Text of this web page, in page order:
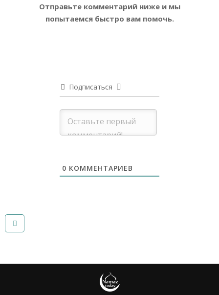
Отправьте комментарий ниже и мы
попытаемся быстро вам помочь.
Подписаться
0 КОММЕНТАРИЕВ